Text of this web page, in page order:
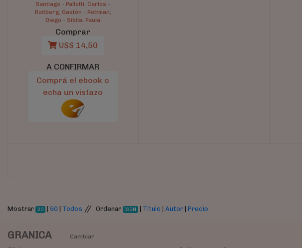
Santiago - Pallotti, Carlos -
Roitberg, Gastón - Rottman,
Diego - Sibila, Paula
Comprar
U$S 14,50
A CONFIRMAR
Comprá el ebook o
echa un vistazo
Mostrar 20 | 50 Todos // Ordenar ISBN Título |Autor |Precio
GRANICA
Cambiar